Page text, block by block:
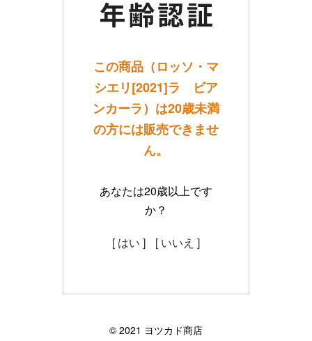
この商品（ロッソ・マ
シエリ[2021]ラ ビア
ンカーラ）は20歳未満
の方には販売できませ
ん。
あなたは20歳以上です
か？
[ はい ] [ いいえ ]
©︎ 2021 ヨツカド商店